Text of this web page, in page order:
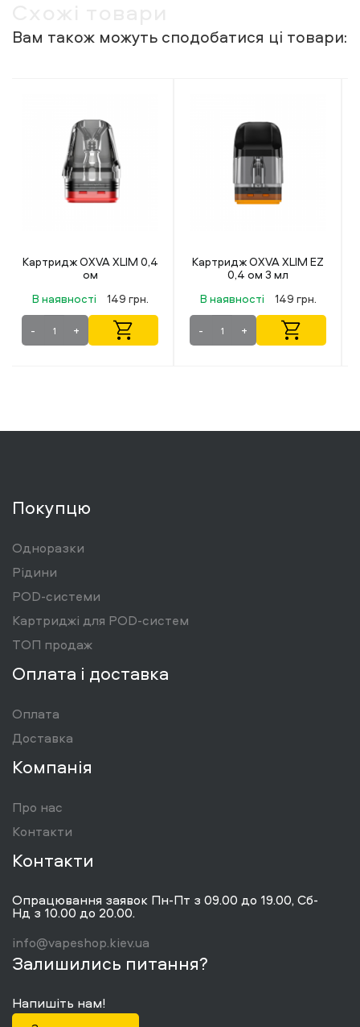
Вам також можуть сподобатися ці товари:
Картридж OXVA XLIM EZ
0,4 ом 3 мл
В наявності
149 грн.
Картридж OXVA ONEO
0,6 ом
В наявності
149 грн.
Покупцю
Одноразки
Рідини
POD-системи
Картриджі для POD-систем
ТОП продаж
Оплата і доставка
Оплата
Доставка
Компанія
Про нас
Контакти
Контакти
Опрацювання заявок Пн-Пт з 09.00 до 19.00, Сб-
Нд з 10.00 до 20.00.
info@vapeshop.kiev.ua
Залишились питання?
Напишіть нам!